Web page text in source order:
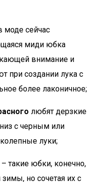
моде сейчас
миди юбка
внимание и
при создании лука с
более лаконичное;
любят дерзкие
с черным или
луки;
– такие юбки, конечно,
но сочетая их с